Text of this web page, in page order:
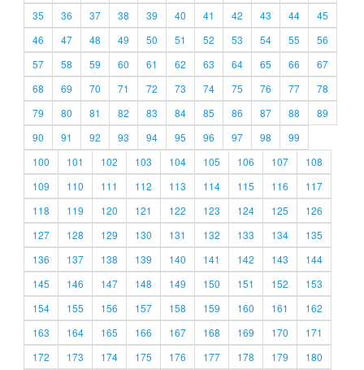
35
36 37 38 39 40 41 42 43 44
45
46
47 48 49 50 51 52 53 54 55
56
57
58 59 60 61 62 63 64 65 66
67
68
69 70 71 72 73 74 75 76 77
78
79
80 81 82 83 84 85 86 87 88
89
90
91 92 93 94 95 96 97 98
99
100
101 102 103 104 105 106 107
108
109
110 111 112 113 114 115 116
117
118
119 120 121 122 123 124 125
126
127
128 129 130 131 132 133 134
135
136
137 138 139 140 141 142 143
144
145
146 147 148 149 150 151 152
153
154
155 156 157 158 159 160 161
162
163
164 165 166 167 168 169 170
171
172
173 174 175 176 177 178 179
180